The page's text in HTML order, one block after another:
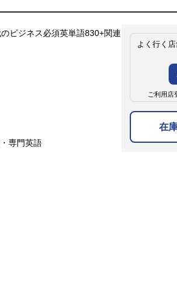
ビジネス必須英単語830+関連
専門英語
よく行く
ご利用店
在